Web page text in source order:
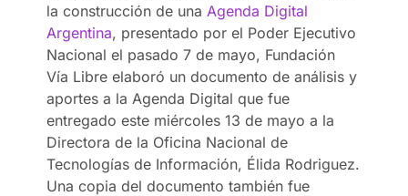
la construcción de una Agenda Digital
Argentina, presentado por el Poder Ejecutivo
Nacional el pasado 7 de mayo, Fundación
Vía Libre elaboró un documento de análisis y
aportes a la Agenda Digital que fue
entregado este miércoles 13 de mayo a la
Directora de la Oficina Nacional de
Tecnologías de Información, Élida Rodriguez.
Una copia del documento también fue